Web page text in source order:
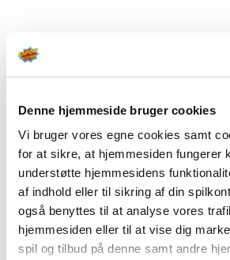
Denne hjemmeside bruger cookies
Vi bruger vores egne cookies samt
for at sikre, at hjemmesiden fungerer
understøtte hjemmesidens
af indhold eller til sikring af din
også benyttes til at analyse vores
hjemmesiden eller til at vise dig
spil og tilbud på denne samt andre